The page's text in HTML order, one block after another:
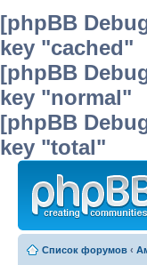
[phpBB
key "cached"
[phpBB
key "normal"
[phpBB
key "total"
Список форумов ‹